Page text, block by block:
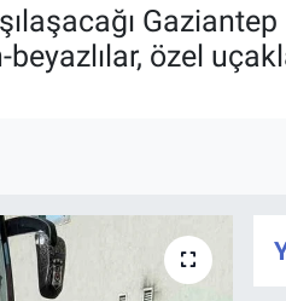
özel